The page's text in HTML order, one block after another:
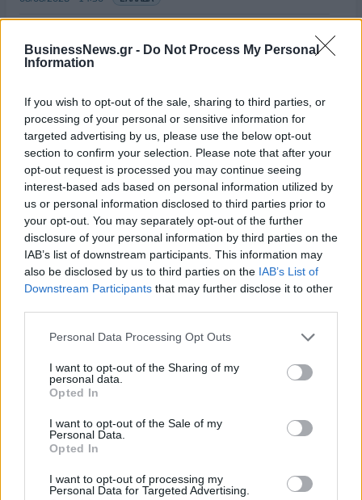
BusinessNews.gr - Do Not Process My Personal
Information
If you wish to opt-out of the sale, sharing to third parties, or
processing of your personal or sensitive information for
targeted advertising by us, please use the below opt-out
section to confirm your selection. Please note that after your
opt-out request is processed you may continue seeing
interest-based ads based on personal information utilized by
us or personal information disclosed to third parties prior to
your opt-out. You may separately opt-out of the further
disclosure of your personal information by third parties on the
IAB’s list of downstream participants. This information may
also be disclosed by us to third parties on the IAB’s List of
Downstream Participants that may further disclose it to other
Personal Data Processing Opt Outs
I want to opt-out of the Sharing of my
personal data.
Opted In
I want to opt-out of the Sale of my
Personal Data.
Opted In
I want to opt-out of processing my
Personal Data for Targeted Advertising.
– Τα έργα Antinero και η «μάχη» πριν από τις
βροχές
Ειδικό Χωροταξικό για τον Τουρισμό: Οι νέοι
κανόνες για επενδύσεις, νησιά και προορισμούς υπό
πίεση
08/08/2026 - 13:21 ΤΟΥΡΙΣΜΟΣ
Υπουργείο Εργασίας: Ο “χάρτης” των πληρωμών
από τον e-ΕΦΚΑ και τη ΔΥΠΑ έως τις 14 Αυγούστου
08/08/2026 - 12:58 ΟΙΚΟΝΟΜΙΑ
Οι Hamilton Reserve Bank και SEE Capital
Hamilton Ltd. συνάπτουν συμφωνία υπηρεσιών
μάρκετινγκ
08/08/2026 - 13:44 ΕΠΙΧΕΙΡΗΣΕΙΣ
Χρηματιστήριο Αθηνών: Εβδομαδιαία άνοδος
1,76%, κέρδη 23,31% από τις αρχές του έτους
08/08/2026 - 12:36
Διευρύνεται η πρωτοβουλία για τις τιμές στο ράφι
με 916 προϊόντα